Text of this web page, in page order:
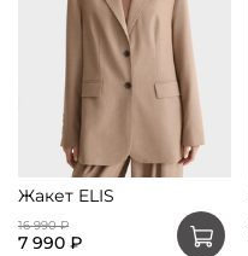
Жакет ELIS
16 990 ₽
7 990 ₽